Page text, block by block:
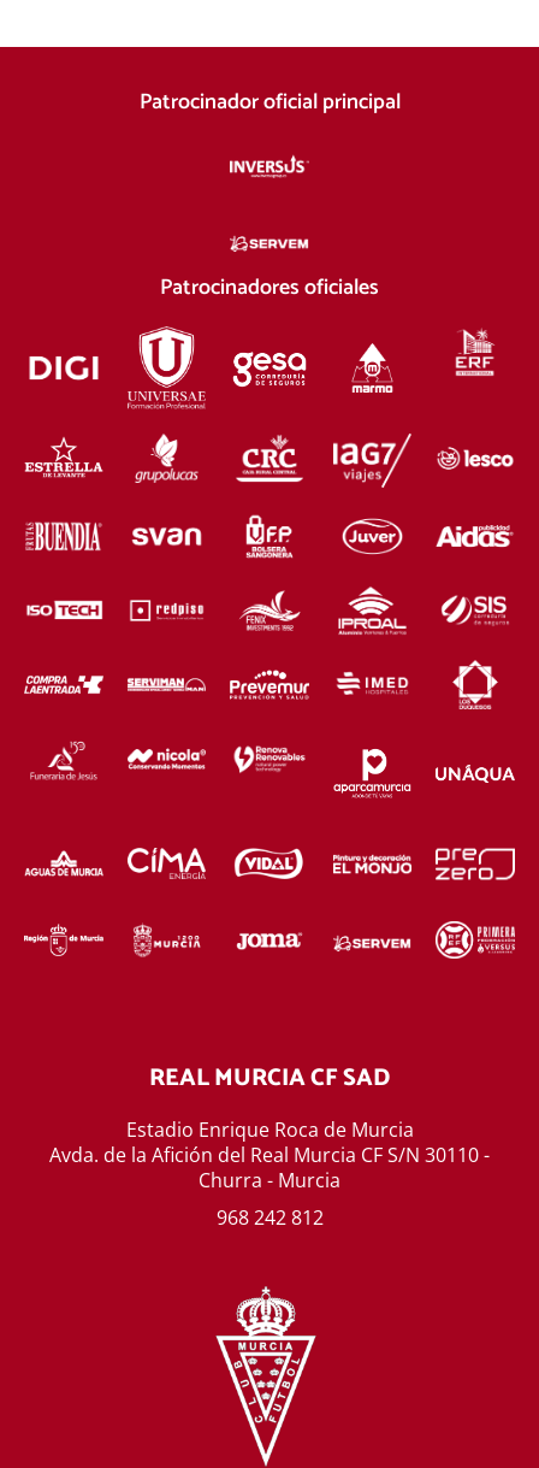
Patrocinador oficial principal
Patrocinadores oficiales
REAL MURCIA CF SAD
Estadio Enrique Roca de Murcia
Avda. de la Afición del Real Murcia CF S/N 30110 -
Churra - Murcia
968 242 812